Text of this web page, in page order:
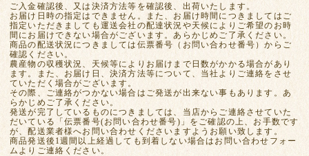
ご入金確認後、又は決済方法等を確認後、出荷いたします。
お届け日時の指定はできません。また、お届け時間につきましてはご
指定いただきましても運送会社の配達状況や天候によりご希望のお時
間にお届けできない場合がございます。あらかじめご了承ください。
商品の配送状況につきましては伝票番号（お問い合わせ番号）からご
確認ください。
農産物の収穫状況、天候等によりお届けまで日数がかかる場合があり
ます。また、お届け日、決済方法等について、当社よりご連絡をさせ
ていただく場合がございます。
その際、ご連絡がつかない場合はご発送が出来ない事もあります。あ
らかじめご了承ください。
発送が完了しているものにつきましては、当店からご連絡させていた
だいている「伝票番号(お問い合わせ番号)」をご確認の上、お手数です
が、配送業者様へお問い合わせくださいますようお願い致します。
商品発送後1週間以上経過しても到着しない場合はお問い合わせフォー
ムよりご連絡ください。